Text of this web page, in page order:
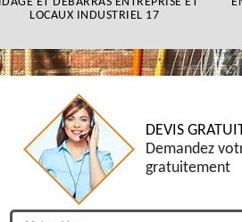
LOCAUX INDUSTRIEL 17
DEVIS
Demandez
gratuitement